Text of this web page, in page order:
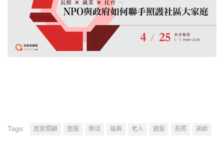
Tags: 居家照顧 居服 樂活 瑞典 老人 銀髮 長照 高齡